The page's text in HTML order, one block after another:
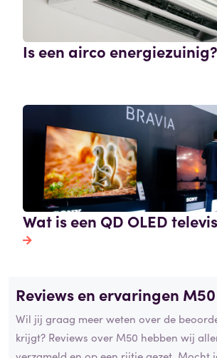
Is een airco energiezuinig?
Wat is een QD OLED
Reviews en ervaringen M50
Wil jij graag meer weten over de
krijgt? Reviews over M50 hebben wij